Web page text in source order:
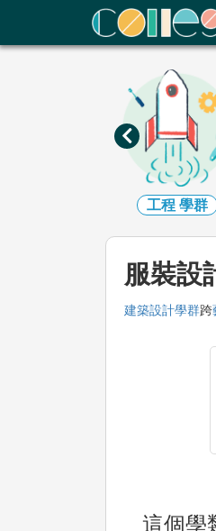
ColleGo! 大學選才
工程 學群
服裝設
建築設計學群跨
這個學